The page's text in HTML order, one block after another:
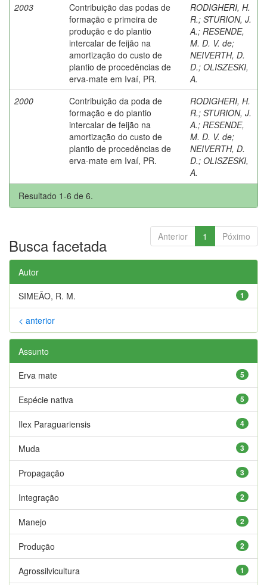
2003
Contribuição das podas de
formação e primeira de
produção e do plantio
intercalar de feijão na
amortização do custo de
plantio de procedências de
erva-mate em Ivaí, PR.
RODIGHERI, H.
R.; STURION, J.
A.; RESENDE,
M. D. V. de;
NEIVERTH, D.
D.; OLISZESKI,
A.
2000
Contribuição da poda de
formação e do plantio
intercalar de feijão na
amortização do custo de
plantio de procedências de
erva-mate em Ivaí, PR.
RODIGHERI, H.
R.; STURION, J.
A.; RESENDE,
M. D. V. de;
NEIVERTH, D.
D.; OLISZESKI,
A.
Resultado 1-6 de 6.
Anterior 1 Póximo
Busca facetada
Autor
1
SIMEÃO, R. M.
< anterior
Assunto
5
Erva mate
5
Espécie nativa
4
Ilex Paraguariensis
3
Muda
3
Propagação
2
Integração
2
Manejo
2
Produção
1
Agrossilvicultura